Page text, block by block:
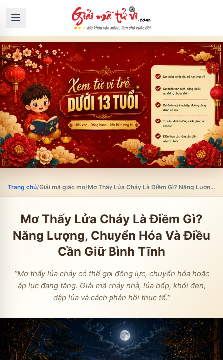
Trang chủ/Giải mã giấc mơ/ Mơ Thấy Lửa Cháy Là Điềm Gì? Năng Lượng, Chuyển Hóa Và Điều Cần Giữ Bình Tĩnh
Mơ Thấy Lửa Cháy Là Điềm Gì?
Năng Lượng, Chuyển Hóa Và Điều
Cần Giữ Bình Tĩnh
“Mơ thấy lửa cháy có thể gợi động lực, chuyển hóa hoặc
áp lực đang tăng. Giải mã cháy nhà, lửa bếp, khói đen,
dập lửa và cách phản hồi thực tế.”